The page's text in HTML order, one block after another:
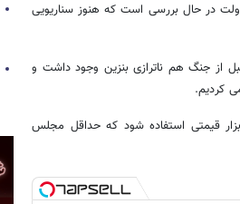
در حال بررسی است که هنوز سناریویی
از جنگ هم ناترازی بنزین وجود داشت و
قیمتی استفاده شود که حداقل مجلس